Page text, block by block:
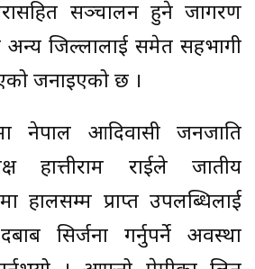
सञ्चालन हुने जागरण
अन्य जिल्लालाई समेत सहभागी
जनाइएको छ ।
नेपाल आदिवासी जनजाति
हात्तीराम राईले जातीय
हालसम्म प्राप्त उपलब्धिलाई
सिर्जना गर्नुपर्ने अवस्था